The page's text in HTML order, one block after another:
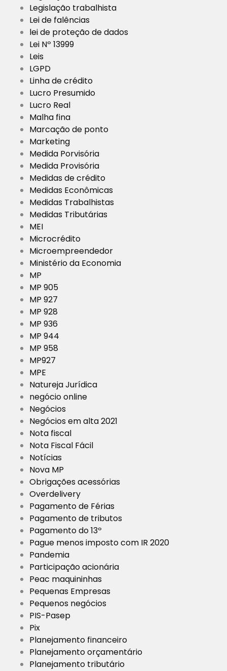
Legislação trabalhista
Lei de falências
lei de proteção de dados
Lei Nº 13999
Leis
LGPD
Linha de crédito
Lucro Presumido
Lucro Real
Malha fina
Marcação de ponto
Marketing
Medida Porvisória
Medida Provisória
Medidas de crédito
Medidas Econômicas
Medidas Trabalhistas
Medidas Tributárias
MEI
Microcrédito
Microempreendedor
Ministério da Economia
MP
MP 905
MP 927
MP 928
MP 936
MP 944
MP 958
MP927
MPE
Natureja Jurídica
negócio online
Negócios
Negócios em alta 2021
Nota fiscal
Nota Fiscal Fácil
Notícias
Nova MP
Obrigações acessórias
Overdelivery
Pagamento de Férias
Pagamento de tributos
Pagamento do 13º
Pague menos imposto com IR 2020
Pandemia
Participação acionária
Peac maquininhas
Pequenas Empresas
Pequenos negócios
PIS-Pasep
Pix
Planejamento financeiro
Planejamento orçamentário
Planejamento tributário